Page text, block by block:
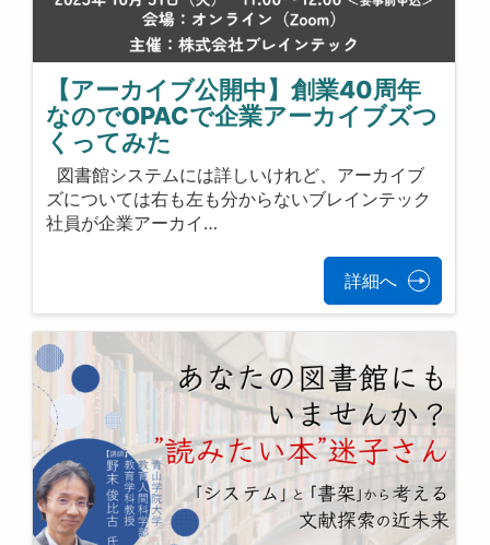
【アーカイブ公開中】創業40周年
なのでOPACで企業アーカイブズつ
くってみた
図書館システムには詳しいけれど、アーカイブ
ズについては右も左も分からないブレインテック
社員が企業アーカイ…
詳細へ